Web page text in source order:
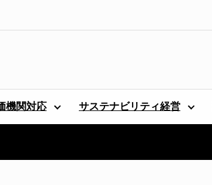
機関対応 サステナビリティ経営